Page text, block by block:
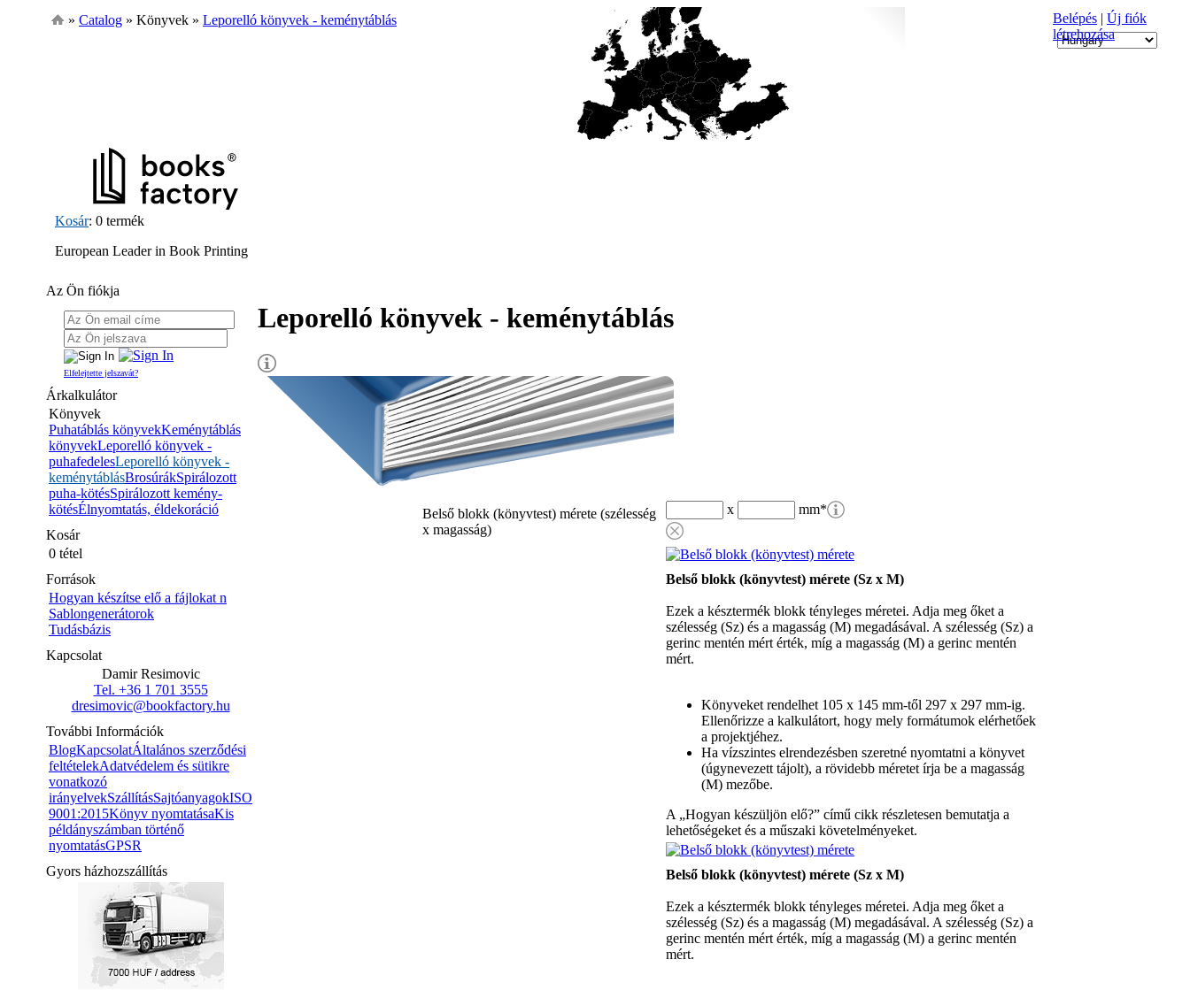
» Catalog » Könyvek » Leporelló könyvek - keménytáblás Belépés | Új fiók
létrehozása
Kosár: 0 termék
European Leader in Book Printing
Az Ön fiókja
Elfelejtette jelszavát?
Árkalkulátor
Könyvek
Puhatáblás könyvekKeménytáblás
könyvekLeporelló könyvek -
puhafedelesLeporelló könyvek -
keménytáblásBrosúrákSpirálozott
puha-kötésSpirálozott kemény-
kötésÉlnyomtatás, éldekoráció
Kosár
0 tétel
Források
Hogyan készítse elő a fájlokat n
Sablongenerátorok
Tudásbázis
Kapcsolat
Damir Resimovic
Tel. +36 1 701 3555
dresimovic@bookfactory.hu
További Információk
BlogKapcsolatÁltalános szerződési
feltételekAdatvédelem és sütikre
vonatkozó
irányelvekSzállításSajtóanyagokISO
9001:2015Könyv nyomtatásaKis
példányszámban történő
nyomtatásGPSR
Gyors házhozszállítás
Leporelló könyvek - keménytáblás
Belső blokk (könyvtest) mérete (szélesség
x magasság)
x mm*
Belső blokk (könyvtest) mérete (Sz x M)
Ezek a késztermék blokk tényleges méretei. Adja meg őket a
szélesség (Sz) és a magasság (M) megadásával. A szélesség (Sz) a
gerinc mentén mért érték, míg a magasság (M) a gerinc mentén
mért.
Könyveket rendelhet 105 x 145 mm-től 297 x 297 mm-ig.
Ellenőrizze a kalkulátort, hogy mely formátumok elérhetőek
a projektjéhez.
Ha vízszintes elrendezésben szeretné nyomtatni a könyvet
(úgynevezett tájolt), a rövidebb méretet írja be a magasság
(M) mezőbe.
A „Hogyan készüljön elő?” című cikk részletesen bemutatja a
lehetőségeket és a műszaki követelményeket.
Belső blokk (könyvtest) mérete (Sz x M)
Ezek a késztermék blokk tényleges méretei. Adja meg őket a
szélesség (Sz) és a magasság (M) megadásával. A szélesség (Sz) a
gerinc mentén mért érték, míg a magasság (M) a gerinc mentén
mért.